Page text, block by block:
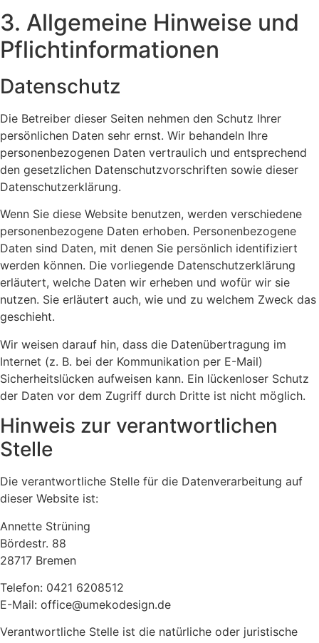
3. Allgemeine Hinweise und
Pflicht­informationen
Datenschutz
Die Betreiber dieser Seiten nehmen den Schutz Ihrer
persönlichen Daten sehr ernst. Wir behandeln Ihre
personenbezogenen Daten vertraulich und entsprechend
den gesetzlichen Datenschutzvorschriften sowie dieser
Datenschutzerklärung.
Wenn Sie diese Website benutzen, werden verschiedene
personenbezogene Daten erhoben. Personenbezogene
Daten sind Daten, mit denen Sie persönlich identifiziert
werden können. Die vorliegende Datenschutzerklärung
erläutert, welche Daten wir erheben und wofür wir sie
nutzen. Sie erläutert auch, wie und zu welchem Zweck das
geschieht.
Wir weisen darauf hin, dass die Datenübertragung im
Internet (z. B. bei der Kommunikation per E-Mail)
Sicherheitslücken aufweisen kann. Ein lückenloser Schutz
der Daten vor dem Zugriff durch Dritte ist nicht möglich.
Hinweis zur verantwortlichen
Stelle
Die verantwortliche Stelle für die Datenverarbeitung auf
dieser Website ist:
Annette Strüning
Bördestr. 88
28717 Bremen
Telefon: 0421 6208512
E-Mail: office@umekodesign.de
Verantwortliche Stelle ist die natürliche oder juristische